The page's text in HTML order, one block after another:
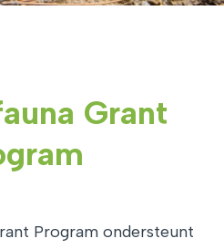
Grant
Program ondersteunt